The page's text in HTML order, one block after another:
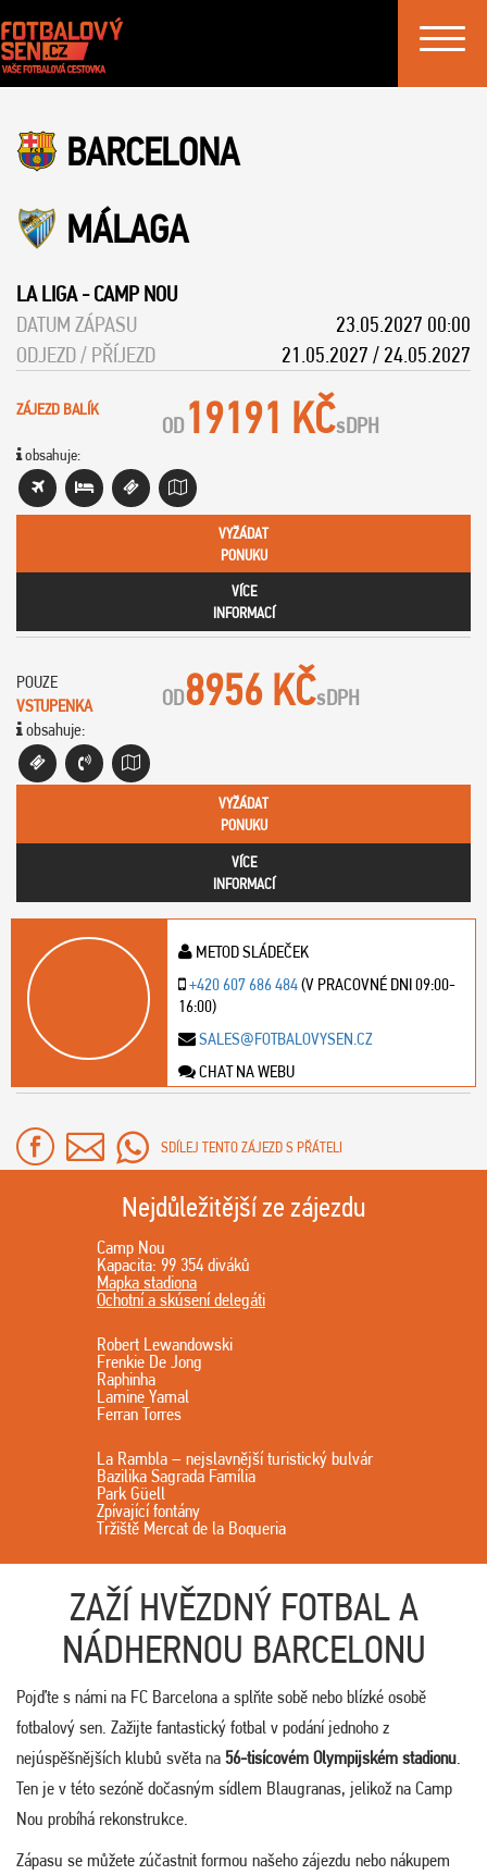
Toggle
BARCELONA
MÁLAGA
LA LIGA-CAMP NOU
DATUM ZÁPASU
23.05.2027 00:00
ODJEZD / PŘÍJEZD
21.05.2027 / 24.05.2027
ZÁJEZD BALÍK
obsahuje:
OD 19191 KČsDPH
VYŽÁDAT
PONUKU
VÍCE
INFORMACÍ
POUZE
VSTUPENKA
obsahuje:
OD8956 KČsDPH
VYŽÁDAT
PONUKU
VÍCE
INFORMACÍ
METOD SLÁDEČEK
+420 607 686 484(V PRACOVNÉ DNI 09:00-
16:00)
SALES@FOTBALOVYSEN.CZ
CHAT NA WEBU
SDÍLEJ TENTO ZÁJEZD S PŘÁTELI
Nejdůležitější ze zájezdu
Camp Nou
Kapacita: 99 354 diváků
Mapka stadiona
Ochotní a skúsení delegáti
Robert Lewandowski
Frenkie De Jong
Raphinha
Lamine Yamal
Ferran Torres
La Rambla – nejslavnější turistický bulvár
Bazilika Sagrada Família
Park Güell
Zpívající fontány
Tržiště Mercat de la Boqueria
ZAŽÍ HVĚZDNÝ FOTBAL A
NÁDHERNOU BARCELONU
Pojďte s námi na FC Barcelona a splňte sobě nebo blízké osobě
fotbalový sen. Zažijte fantastický fotbal v podání jednoho z
nejúspěšnějších klubů světa na 56-tisícovém Olympijském stadionu.
Ten je v této sezóně dočasným sídlem Blaugranas, jelikož na Camp
Nou probíhá rekonstrukce.
Zápasu se můžete zúčastnit formou našeho zájezdu nebo nákupem